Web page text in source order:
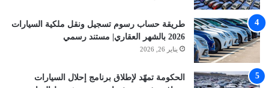
طريقة حساب رسوم تسجيل ونقل ملكية السيارات
2026 بالشهر العقاري| مستند رسمي
يناير 26, 2026
الحكومة تمهّد لإطلاق برنامج إحلال السيارات